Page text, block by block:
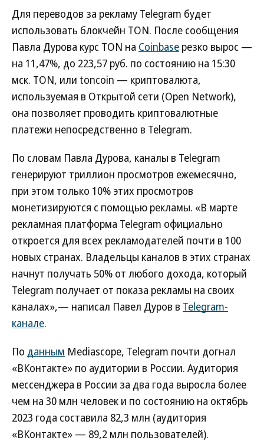
Для переводов за рекламу Telegram будет
использовать блокчейн TON. После сообщения
Павла Дурова курс TON на Coinbase резко вырос —
на 11,47%, до 223,57 руб. по состоянию на 15:30
мск. TON, или toncoin — криптовалюта,
используемая в Открытой сети (Open Network),
она позволяет проводить криптовалютные
платежи непосредственно в Telegram.
По словам Павла Дурова, каналы в Telegram
генерируют триллион просмотров ежемесячно,
при этом только 10% этих просмотров
монетизируются с помощью рекламы. «В марте
рекламная платформа Telegram официально
откроется для всех рекламодателей почти в 100
новых странах. Владельцы каналов в этих странах
начнут получать 50% от любого дохода, который
Telegram получает от показа рекламы на своих
каналах»,— написал Павел Дуров в Telegram-
канале.
По данным Mediascope, Telegram почти догнал
«ВКонтакте» по аудитории в России. Аудитория
мессенджера в России за два года выросла более
чем на 30 млн человек и по состоянию на октябрь
2023 года составила 82,3 млн (аудитория
«ВКонтакте» — 89,2 млн пользователей).